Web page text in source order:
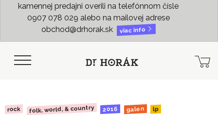
kamennej predajni overili na telefónnom čísle
0907 078 029 alebo na mailovej adrese
obchod@drhorak.sk
viac info
rock folk, world, & country 2016 galen lp